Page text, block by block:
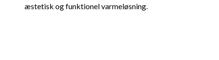
æstetisk og funktionel varmeløsning.